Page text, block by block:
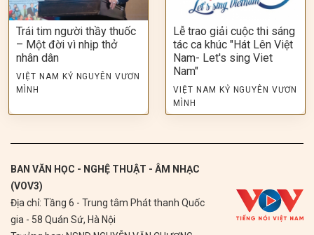
Trái tim người thầy thuốc
– Một đời vì nhịp thở
nhân dân
VIỆT NAM KỶ NGUYÊN VƯƠN
MÌNH
Lễ trao giải cuộc thi sáng
tác ca khúc "Hát Lên Việt
Nam- Let's sing Viet
Nam"
VIỆT NAM KỶ NGUYÊN VƯƠN
MÌNH
BAN VĂN HỌC - NGHỆ THUẬT - ÂM NHẠC
(VOV3)
Địa chỉ: Tầng 6 - Trung tâm Phát thanh Quốc
gia - 58 Quán Sứ, Hà Nội